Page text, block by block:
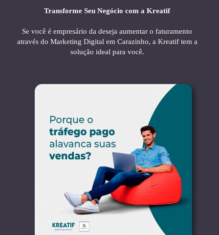
Transforme Seu Negócio com a Kreatif
Se você é empresário da deseja aumentar o faturamento
através do Marketing Digital em Carazinho, a Kreatif tem a
solução ideal para você.